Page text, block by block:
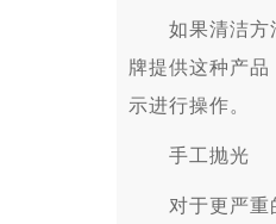
如果清洁方法
牌提供这种产
示进行操作。
手工抛光
对于更严重的